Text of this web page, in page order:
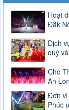
Hoạt
Đắk
Dịch
quý
Cho
An
Đơn vị
Phúc